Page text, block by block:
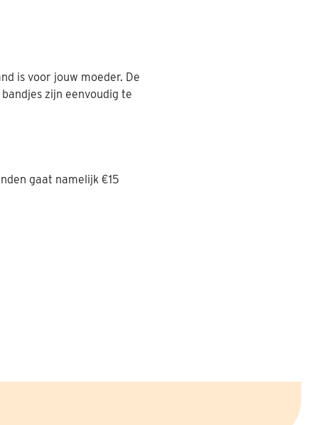
is voor jouw moeder. De
zijn eenvoudig te
gaat namelijk €15